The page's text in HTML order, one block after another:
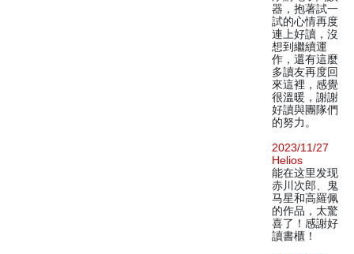
器，抱著試一
試的心情再度
連上好讀，沒
想到繼續運
作，還有這麼
多讀友再度回
來這裡，感覺
很溫暖，謝謝
好讀與團隊們
的努力。
2023/11/27
Helios
能在这里发现
赤川次郎、鬼
马星和高羅佩
的作品，太驚
喜了！感謝好
讀書櫃！